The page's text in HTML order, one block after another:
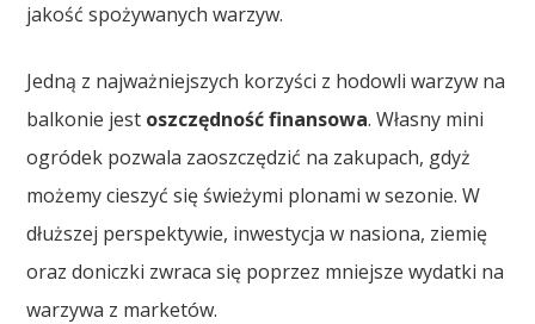
jakość spożywanych warzyw.
Jedną z najważniejszych korzyści z hodowli warzyw na
balkonie jest oszczędność finansowa. Własny mini
ogródek pozwala zaoszczędzić na zakupach, gdyż
możemy cieszyć się świeżymi plonami w sezonie. W
dłuższej perspektywie, inwestycja w nasiona, ziemię
oraz doniczki zwraca się poprzez mniejsze wydatki na
warzywa z marketów.